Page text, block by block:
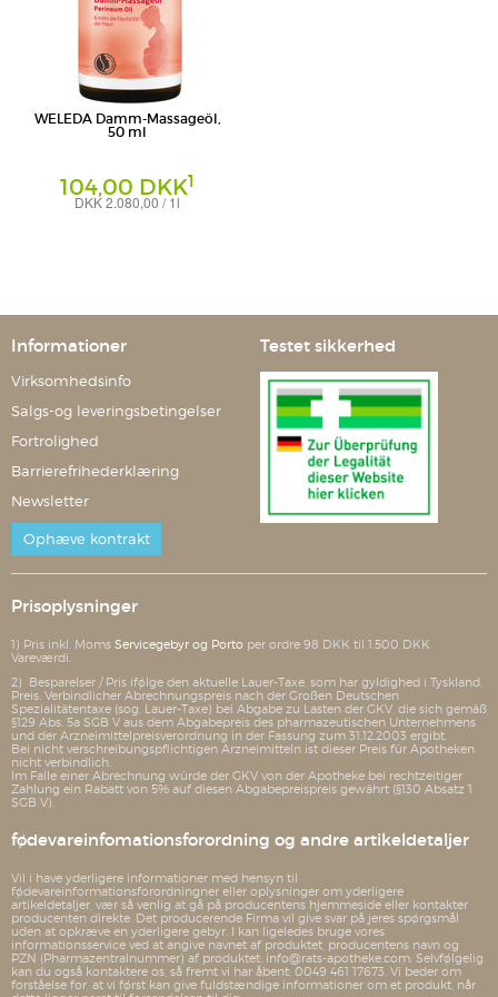
WELEDA Damm-Massageöl,
50 ml
104,00 DKK1
DKK 2.080,00 / 1l
Informationer
Virksomhedsinfo
Salgs-og leveringsbetingelser
Fortrolighed
Barrierefrihederklæring
Newsletter
Ophæve kontrakt
Testet sikkerhed
Prisoplysninger
1) Pris inkl. Moms Servicegebyr og Porto per ordre 98 DKK til 1.500 DKK
Vareværdi.
2) Besparelser / Pris ifølge den aktuelle Lauer-Taxe, som har gyldighed i Tyskland.
Preis: Verbindlicher Abrechnungspreis nach der Großen Deutschen
Spezialitätentaxe (sog. Lauer-Taxe) bei Abgabe zu Lasten der GKV, die sich gemäß
§129 Abs. 5a SGB V aus dem Abgabepreis des pharmazeutischen Unternehmens
und der Arzneimittelpreisverordnung in der Fassung zum 31.12.2003 ergibt.
Bei nicht verschreibungspflichtigen Arzneimitteln ist dieser Preis für Apotheken
nicht verbindlich.
Im Falle einer Abrechnung würde der GKV von der Apotheke bei rechtzeitiger
Zahlung ein Rabatt von 5% auf diesen Abgabepreispreis gewährt (§130 Absatz 1
SGB V).
fødevareinfomationsforordning og andre artikeldetaljer
Vil i have yderligere informationer med hensyn til
fødevareinformationsforordningner eller oplysninger om yderligere
artikeldetaljer, vær så venlig at gå på producentens hjemmeside eller kontakter
producenten direkte. Det producerende Firma vil give svar på jeres spørgsmål
uden at opkræve en yderligere gebyr. I kan ligeledes bruge vores
informationsservice ved at angive navnet af produktet, producentens navn og
PZN (Pharmazentralnummer) af produktet: info@rats-apotheke.com. Selvfølgelig
kan du også kontaktere os, så fremt vi har åbent: 0049 461 17673. Vi beder om
forståelse for, at vi først kan give fuldstændige informationer om et produkt, når